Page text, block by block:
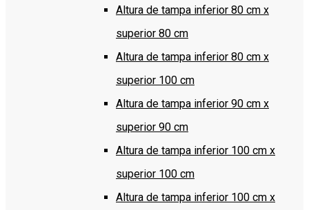
Altura de tampa inferior 80 cm x
superior 80 cm
Altura de tampa inferior 80 cm x
superior 100 cm
Altura de tampa inferior 90 cm x
superior 90 cm
Altura de tampa inferior 100 cm x
superior 100 cm
Altura de tampa inferior 100 cm x